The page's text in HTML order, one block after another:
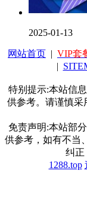
2025-01-13
网站首页 | VIP套
|
特别提示:本站信
供参考。请谨慎采
免责声明:本站部
供参考，如有不当
纠正
1288.top